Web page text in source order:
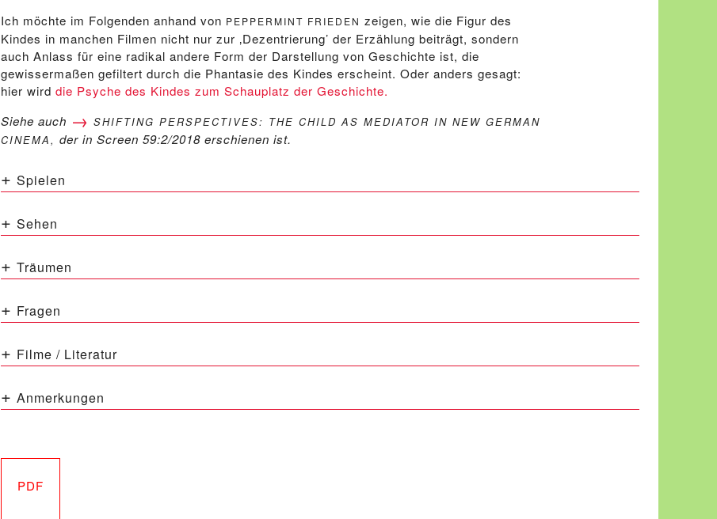
Ich möchte im Folgenden anhand von PEPPERMINT FRIEDEN zeigen, wie die Figur des
Kindes in manchen Filmen nicht nur zur ‚Dezentrierung’ der Erzählung beiträgt, sondern
auch Anlass für eine radikal andere Form der Darstellung von Geschichte ist, die
gewissermaßen gefiltert durch die Phantasie des Kindes erscheint. Oder anders gesagt:
hier wirddie Psyche des Kindes zum Schauplatz der Geschichte.
Siehe auch
SHIFTING PERSPECTIVES: THE CHILD AS MEDIATOR IN NEW GERMAN
CINEMA, der in Screen 59:2/2018 erschienen ist.
Spielen
Sehen
Träumen
Fragen
Filme / Literatur
Anmerkungen
PDF